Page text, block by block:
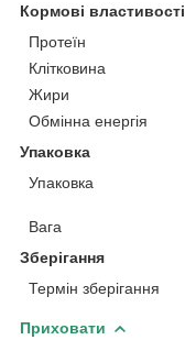
Кормові властивості
Протеїн
Клітковина
Жири
Обмінна енергія
Упаковка
Упаковка
Вага
Зберігання
Термін зберігання
Приховати